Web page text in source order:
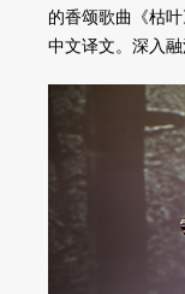
的香颂歌曲《枯
中文译文。深入